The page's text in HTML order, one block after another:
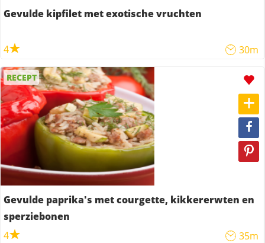
Gevulde kipfilet met exotische vruchten
4 30m
RECEPT
Gevulde paprika's met courgette, kikkererwten en
sperziebonen
4
35m